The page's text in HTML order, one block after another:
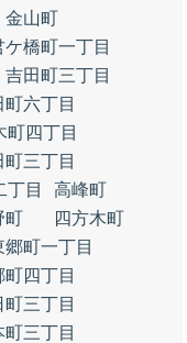
金山町
ケ橋町一丁目
吉田町三丁目
町六丁目
町四丁目
町三丁目
丁目
高峰町
町
四方木町
郷町一丁目
町四丁目
町三丁目
町三丁目